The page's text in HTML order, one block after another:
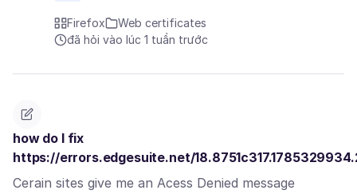
Firefox
Web certificates
đã hỏi vào lúc 1 tuần trước
how do I fix
https://errors.edgesuite.net/
Cerain sites give me an Acess Denied message